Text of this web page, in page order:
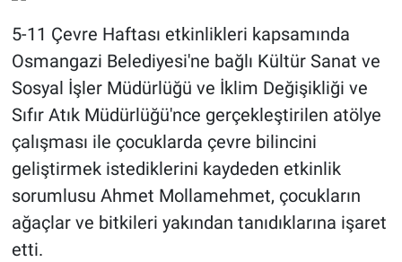
5-11 Çevre Haftası etkinlikleri kapsamında
Osmangazi Belediyesi'ne bağlı Kültür Sanat ve
Sosyal İşler Müdürlüğü ve İklim Değişikliği ve
Sıfır Atık Müdürlüğü'nce gerçekleştirilen atölye
çalışması ile çocuklarda çevre bilincini
geliştirmek istediklerini kaydeden etkinlik
sorumlusu Ahmet Mollamehmet, çocukların
ağaçlar ve bitkileri yakından tanıdıklarına işaret
etti.